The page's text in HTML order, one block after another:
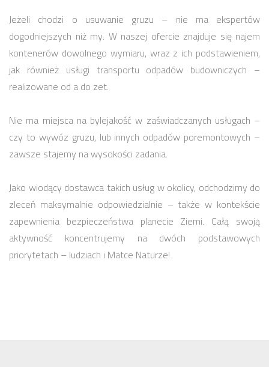
Jeżeli chodzi o usuwanie gruzu – nie ma ekspertów
dogodniejszych niż my. W naszej ofercie znajduje się najem
kontenerów dowolnego wymiaru, wraz z ich podstawieniem,
jak również usługi transportu odpadów budowniczych –
realizowane od a do zet.
Nie ma miejsca na bylejakość w zaświadczanych usługach –
czy to wywóz gruzu, lub innych odpadów poremontowych –
zawsze stajemy na wysokości zadania.
Jako wiodący dostawca takich usług w okolicy, odchodzimy do
zleceń maksymalnie odpowiedzialnie – także w kontekście
zapewnienia bezpieczeństwa planecie Ziemi. Całą swoją
aktywność koncentrujemy na dwóch podstawowych
priorytetach – ludziach i Matce Naturze!